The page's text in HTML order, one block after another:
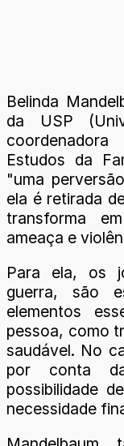
Belinda
da USP
Estudos da
"uma
ela é retirada
transforma
ameaça e
Para ela, os
guerra, são
elementos
pessoa, como
saudável. No
por conta
possibilidade
necessidade